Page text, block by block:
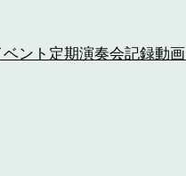
ント 定期演奏会記録動画